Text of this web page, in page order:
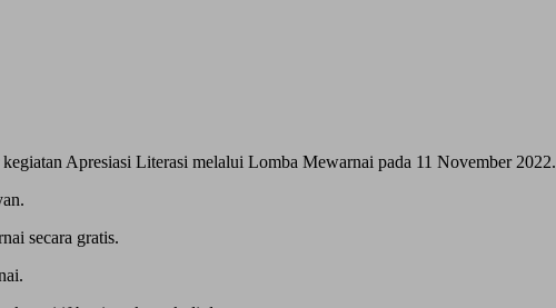
Apresiasi Literasi melalui Lomba Mewarnai pada 11 November 2022.
secara gratis.